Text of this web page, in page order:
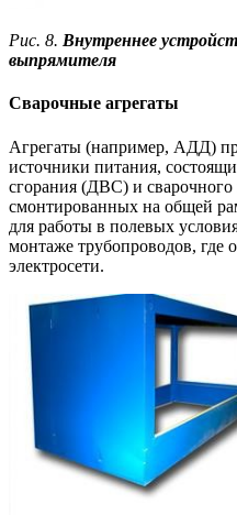
Рис. 8. Внутреннее
выпрямителя
Сварочные агрегаты
Агрегаты (например, АДД)
источники питания,
сгорания (ДВС) и сварочного
смонтированных на общей
для работы в полевых
монтаже трубопроводов, где
электросети.